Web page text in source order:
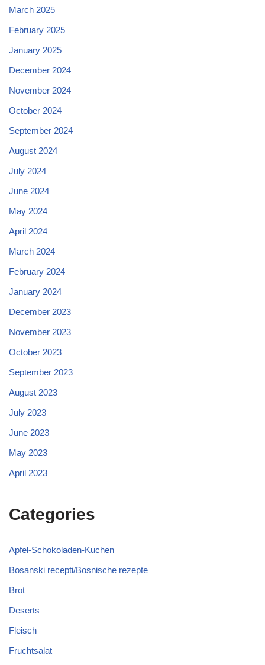
March 2025
February 2025
January 2025
December 2024
November 2024
October 2024
September 2024
August 2024
July 2024
June 2024
May 2024
April 2024
March 2024
February 2024
January 2024
December 2023
November 2023
October 2023
September 2023
August 2023
July 2023
June 2023
May 2023
April 2023
Categories
Apfel-Schokoladen-Kuchen
Bosanski recepti/Bosnische rezepte
Brot
Deserts
Fleisch
Fruchtsalat